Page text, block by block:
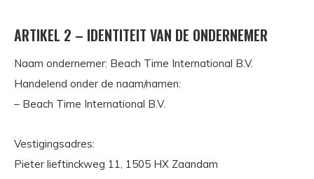
ARTIKEL 2 – IDENTITEIT VAN DE ONDERNEMER
Naam ondernemer: Beach Time International B.V.
Handelend onder de naam/namen:
– Beach Time International B.V.
Vestigingsadres:
Pieter lieftinckweg 11, 1505 HX Zaandam